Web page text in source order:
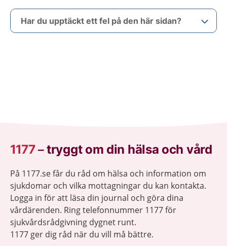
Har du upptäckt ett fel på den här sidan?
1177–tryggt om din hälsa och vård
På 1177.se får du råd om hälsa och information om
sjukdomar och vilka mottagningar du kan kontakta.
Logga in för att läsa din journal och göra dina
vårdärenden. Ring telefonnummer 1177 för
sjukvårdsrådgivning dygnet runt.
1177 ger dig råd när du vill må bättre.